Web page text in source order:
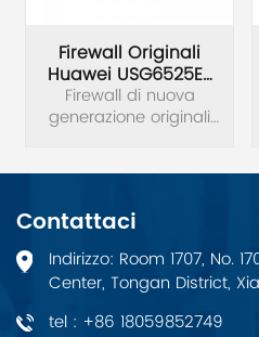
Firewall Originali
Huawei USG6525E-
AC USG6500E
Firewall di nuova
generazione originali
Contattaci
Indirizzo: Room 1707, No.
Center, Tongan District,
tel : +86 18059852749